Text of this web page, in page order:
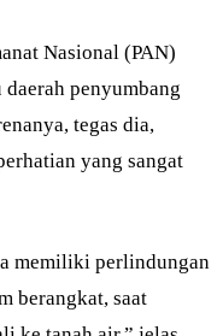
Nasional (PAN)
penyumbang
tegas dia,
yang sangat
memiliki perlindungan
berangkat, saat